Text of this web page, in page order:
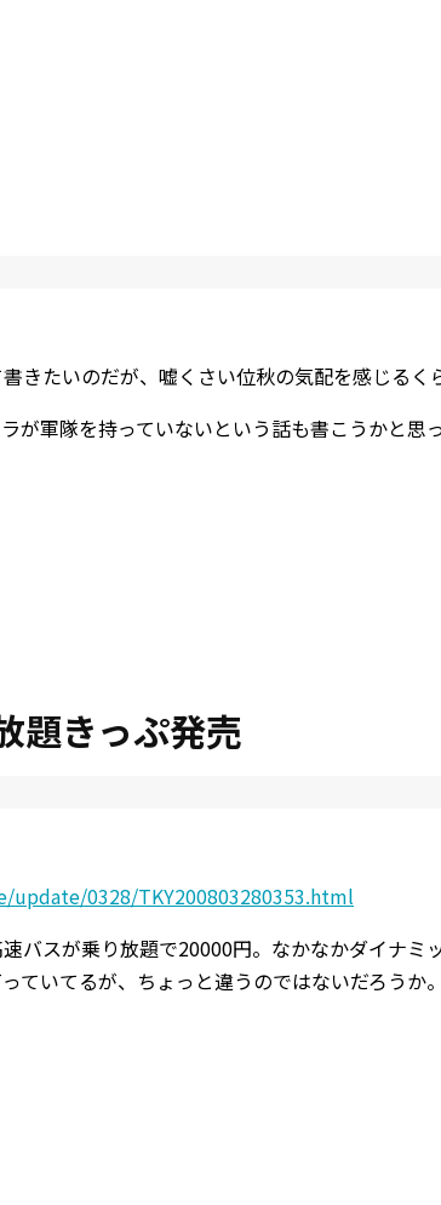
きたいのだが、嘘くさい位秋の気配を感じるく
が軍隊を持っていないという話も書こうかと思
題きっぷ発売
0328/TKY200803280353.html
バスが乗り放題で20000円。なかなかダイナミ
ていてるが、ちょっと違うのではないだろうか。